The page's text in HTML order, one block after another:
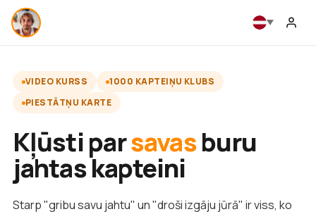
VIDEO KURSS
1000 KAPTEIŅU KLUBS
PIESTĀTŅU KARTE
Kļūsti parsavasburu
jahtas kapteini
Starp "gribu savu jahtu" un "droši izgāju jūrā" ir viss, ko